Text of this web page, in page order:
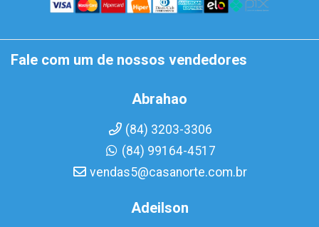
Fale com um de nossos vendedores
Abrahao
(84) 3203-3306
(84) 99164-4517
vendas5@casanorte.com.br
Adeilson